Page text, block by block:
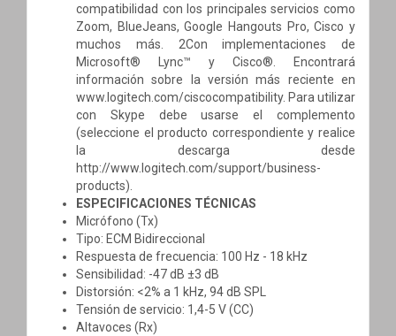
compatibilidad con los principales servicios como
Zoom, BlueJeans, Google Hangouts Pro, Cisco y
muchos más. 2Con implementaciones de
Microsoft® Lync™ y Cisco®. Encontrará
información sobre la versión más reciente en
www.logitech.com/ciscocompatibility. Para utilizar
con Skype debe usarse el complemento
(seleccione el producto correspondiente y realice
la descarga desde
http://www.logitech.com/support/business-
products).
ESPECIFICACIONES TÉCNICAS
Micrófono (Tx)
Tipo: ECM Bidireccional
Respuesta de frecuencia: 100 Hz - 18 kHz
Sensibilidad: -47 dB ±3 dB
Distorsión: <2% a 1 kHz, 94 dB SPL
Tensión de servicio: 1,4-5 V (CC)
Altavoces (Rx)